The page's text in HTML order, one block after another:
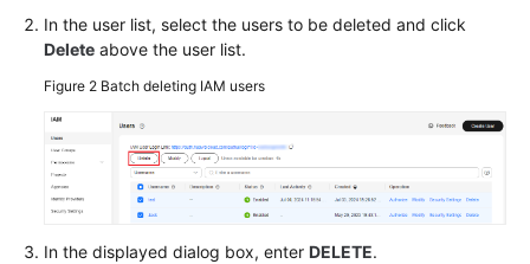
Service
Level
Agreement
White
Papers
Endpoints
In the user list, select the users to be deleted and click
Delete above the user list.
Figure 2 Batch deleting IAM users
In the displayed dialog box, enter DELETE.